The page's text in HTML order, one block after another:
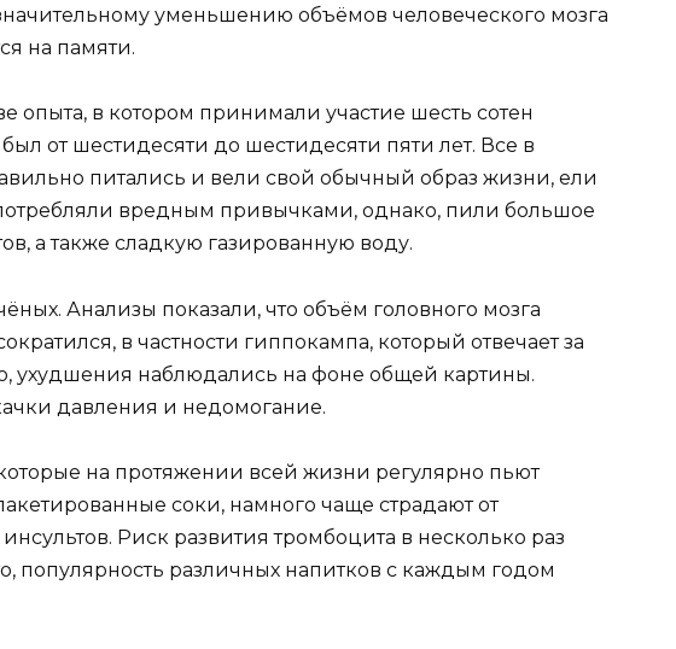
уменьшению объёмов человеческого мозга
на памяти.
опыта, в котором принимали участие шесть сотен
от шестидесяти до шестидесяти пяти лет. Все в
питались и вели свой обычный образ жизни, ели
вредным привычками, однако, пили большое
а также сладкую газированную воду.
Анализы показали, что объём головного мозга
в частности гиппокампа, который отвечает за
ухудшения наблюдались на фоне общей картины.
давления и недомогание.
на протяжении всей жизни регулярно пьют
соки, намного чаще страдают от
Риск развития тромбоцита в несколько раз
популярность различных напитков с каждым годом